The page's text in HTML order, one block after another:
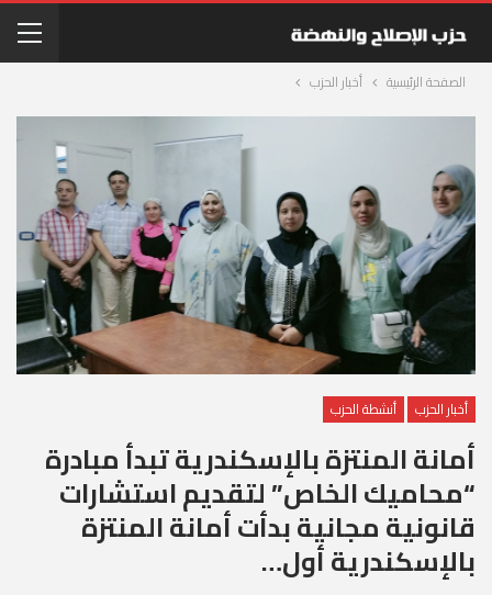
الصفحة الرئيسية أخبار الحزب
أخبار الحزب أنشطة الحزب
أمانة المنتزة بالإسكندرية تبدأ مبادرة
“محاميك الخاص” لتقديم استشارات
قانونية مجانية بدأت أمانة المنتزة
بالإسكندرية أول…